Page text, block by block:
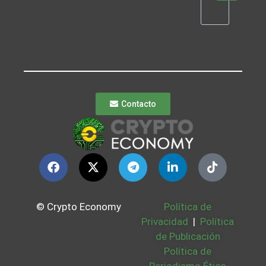
Contacto
© Crypto Economy
Política de
Privacidad | Política
de Publicación
Política de